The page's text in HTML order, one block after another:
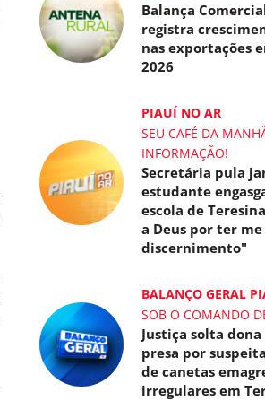
Balança
registra
nas exportações
2026
PIAUÍ NO AR
SEU CAFÉ DA
INFORMAÇÃO!
Secretária pula
estudante
escola de
a Deus por ter
discernimento"
BALANÇO GERAL
SOB O COMANDO
Justiça solta
presa por
de canetas
irregulares em